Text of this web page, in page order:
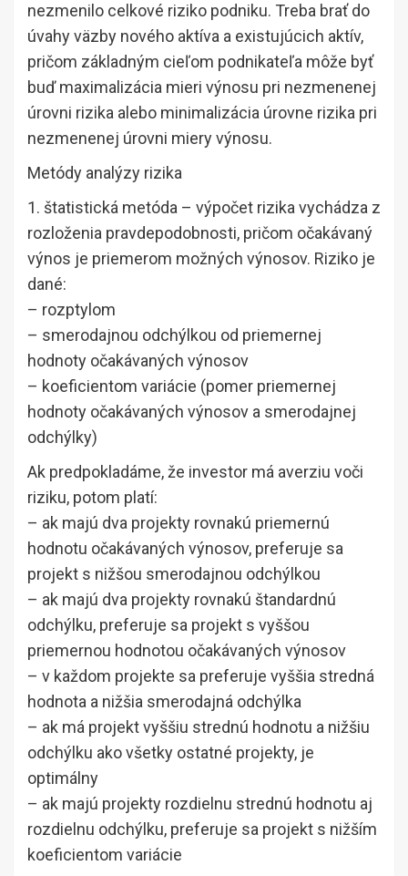
nezmenilo celkové riziko podniku. Treba brať do
úvahy väzby nového aktíva a existujúcich aktív,
pričom základným cieľom podnikateľa môže byť
buď maximalizácia mieri výnosu pri nezmenenej
úrovni rizika alebo minimalizácia úrovne rizika pri
nezmenenej úrovni miery výnosu.
Metódy analýzy rizika
1. štatistická metóda – výpočet rizika vychádza z
rozloženia pravdepodobnosti, pričom očakávaný
výnos je priemerom možných výnosov. Riziko je
dané:
– rozptylom
– smerodajnou odchýlkou od priemernej
hodnoty očakávaných výnosov
– koeficientom variácie (pomer priemernej
hodnoty očakávaných výnosov a smerodajnej
odchýlky)
Ak predpokladáme, že investor má averziu voči
riziku, potom platí:
– ak majú dva projekty rovnakú priemernú
hodnotu očakávaných výnosov, preferuje sa
projekt s nižšou smerodajnou odchýlkou
– ak majú dva projekty rovnakú štandardnú
odchýlku, preferuje sa projekt s vyššou
priemernou hodnotou očakávaných výnosov
– v každom projekte sa preferuje vyššia stredná
hodnota a nižšia smerodajná odchýlka
– ak má projekt vyššiu strednú hodnotu a nižšiu
odchýlku ako všetky ostatné projekty, je
optimálny
– ak majú projekty rozdielnu strednú hodnotu aj
rozdielnu odchýlku, preferuje sa projekt s nižším
koeficientom variácie